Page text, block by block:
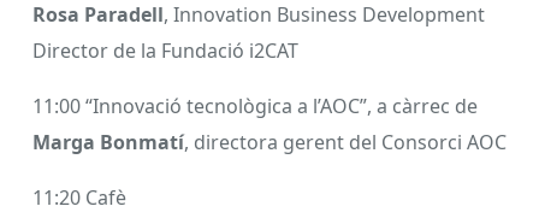
Rosa Paradell, Innovation Business Development
Director de la Fundació i2CAT
11:00 “Innovació tecnològica a l’AOC”, a càrrec de
Marga Bonmatí, directora gerent del Consorci AOC
11:20 Cafè